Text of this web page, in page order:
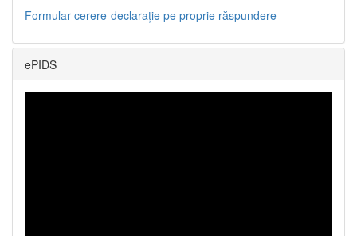
Formular cerere-declarație pe proprie răspundere
ePIDS